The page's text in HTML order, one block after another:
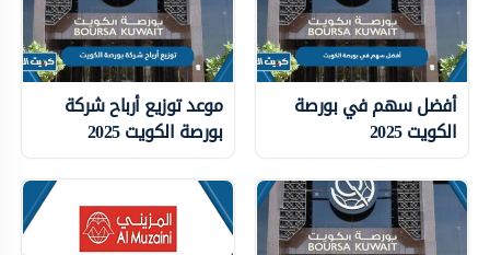
أفضل سهم في بورصة
الكويت 2025
موعد توزيع أرباح شركة
بورصة الكويت 2025